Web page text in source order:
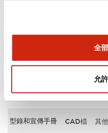
全
允
型錄和宣傳手冊 CAD檔 其他